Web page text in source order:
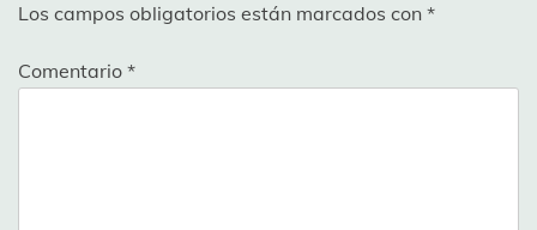
Los campos obligatorios están marcados con *
Comentario *